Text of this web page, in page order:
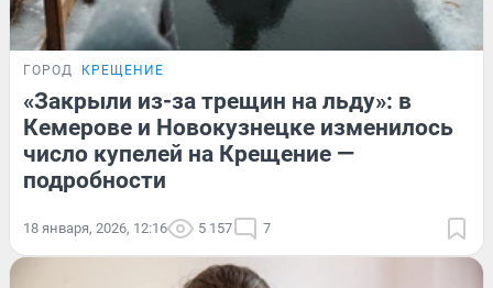
ГОРОД КРЕЩЕНИЕ
«Закрыли из-за трещин на льду»: в
Кемерове и Новокузнецке изменилось
число купелей на Крещение —
подробности
18 января, 2026, 12:16 5 157 7